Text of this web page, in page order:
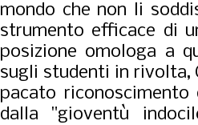
mondo che non li
strumento efficace di
posizione omologa a
sugli studenti in rivolta,
pacato
dalla "gioventù